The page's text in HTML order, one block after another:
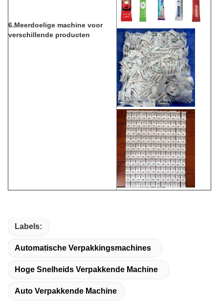
6.Meerdoelige machine voor
verschillende producten
Labels:
Automatische Verpakkingsmachines
Hoge Snelheids Verpakkende Machine
Auto Verpakkende Machine